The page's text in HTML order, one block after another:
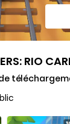
RIO